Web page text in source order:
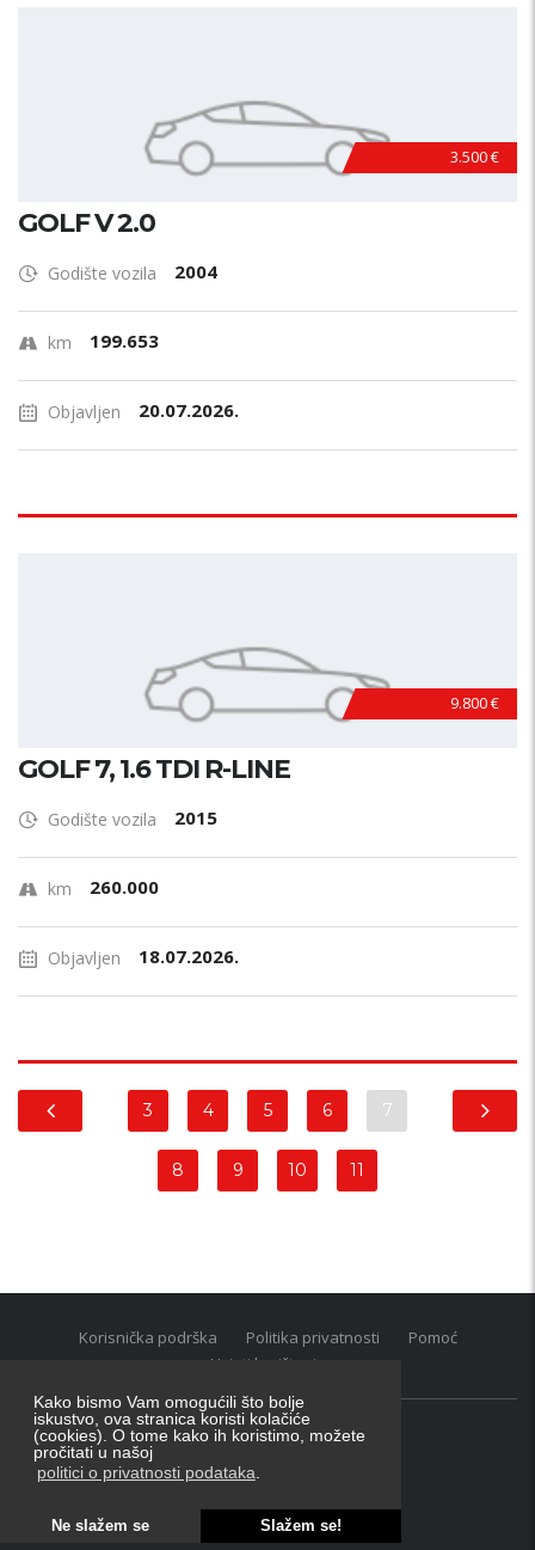
Kako bismo Vam omogućili što bolje
iskustvo, ova stranica koristi kolačiće
(cookies). O tome kako ih koristimo, možete
pročitati u našoj
politici o privatnosti podataka
Ne slažem se Slažem se!
3.500 €
GOLF V 2.0
Godište vozila 2004
km 199.653
Objavljen 20.07.2026.
9.800 €
GOLF 7, 1.6 TDI R-LINE
Godište vozila 2015
km 260.000
Objavljen 18.07.2026.
3 4 5 6 7
8 9 10 11
Korisnička podrška Politika privatnosti
Pomoć
Uvjeti korištenja
Oglasnik grupacija:posao.hr|oglasnik.hr|auti.hr
Tečaj za konverziju u EUR valutu: 1 euro = 7.53450 kn